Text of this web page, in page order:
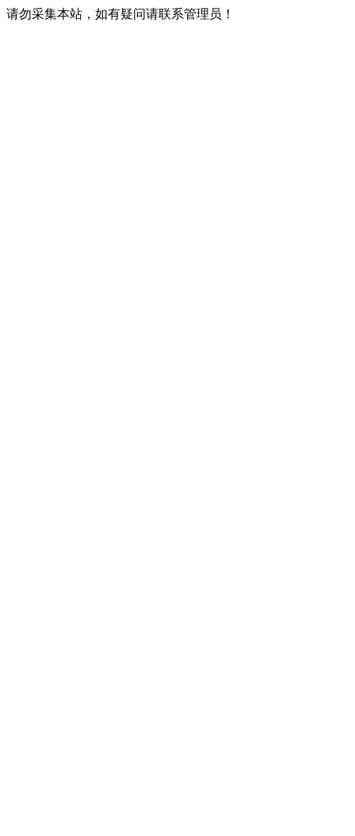
请勿采集本站，如有疑问请联系管理员！